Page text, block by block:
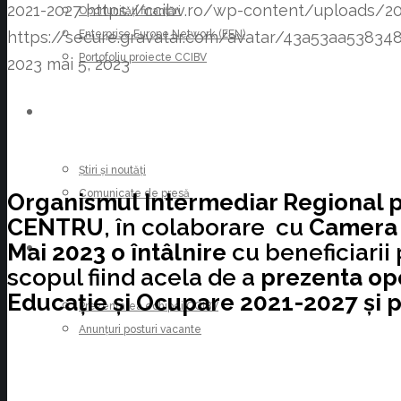
Oportunități finanțări
Enterprise Europe Network (EEN)
Portofoliu proiecte CCIBV
Știri și noutăți
Comunicate de presă
CARIERE
Prezentarea echipei CCIBV
Anunțuri posturi vacante
2021-2027 https://ccibv.ro/wp-content/uploads/
https://secure.gravatar.com/avatar/
2023 mai 5, 2023
Organismul Intermediar Regional
CENTRU, în colaborare cu
Mai 2023 o întâlnire cu beneficiarii
scopul fiind acela de a prezenta
Educaţie şi Ocupare 2021-2027 şi